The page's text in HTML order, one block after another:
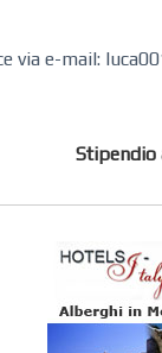
e-mail:
Stipendio